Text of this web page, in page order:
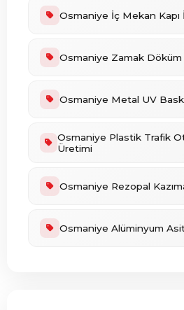
Osmaniye İç Mekan Kapı
Osmaniye Zamak
Osmaniye Metal UV
Osmaniye Plastik Trafik
Üretimi
Osmaniye Rezopal
Osmaniye Alüminyum